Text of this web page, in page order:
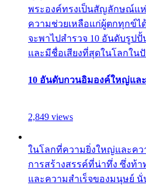
พระองค์ทรงเป็นสัญลักษณ์แ
ความช่วยเหลือแก่ผู้ตกทุกข์ไ
จะพาไปสำรวจ 10 อันดับรูป
และมีชื่อเสียงที่สุดในโลกใน
10 อันดับกวนอิมองค์ใหญ่แล
2,849 views
ในโลกที่ความยิ่งใหญ่และคว
การสร้างสรรค์ที่น่าทึ่ง ซึ่งท้
และความสำเร็จของมนุษย์